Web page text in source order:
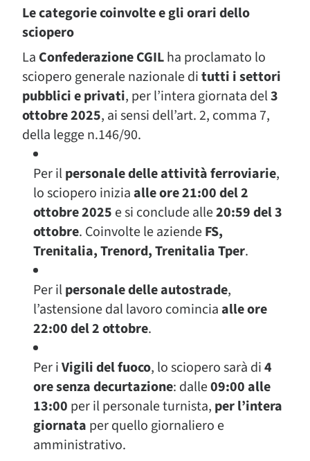
Le categorie coinvolte e gli orari dello
sciopero
La Confederazione CGILha proclamato lo
sciopero generale nazionale ditutti i settori
pubblici e privati, per l’intera giornata del3
ottobre 2025, ai sensi dell’art. 2, comma 7,
della legge n.146/90.
Per ilpersonale delle attività ferroviarie,
lo sciopero iniziaalle ore 21:00 del 2
ottobre 2025 e si conclude alle20:59 del 3
ottobre. Coinvolte le aziendeFS,
Trenitalia, Trenord, Trenitalia Tper.
Per ilpersonale delle autostrade,
l’astensione dal lavoro cominciaalle ore
22:00 del 2 ottobre.
Per iVigili del fuoco, lo sciopero sarà di4
ore senza decurtazione: dalle09:00 alle
13:00 per il personale turnista, per l’intera
giornata per quello giornaliero e
amministrativo.